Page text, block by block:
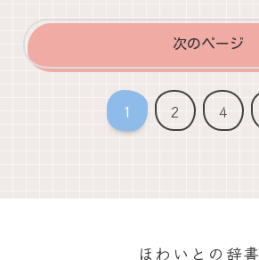
次のページ
1 2 4
ほわいとの辞書